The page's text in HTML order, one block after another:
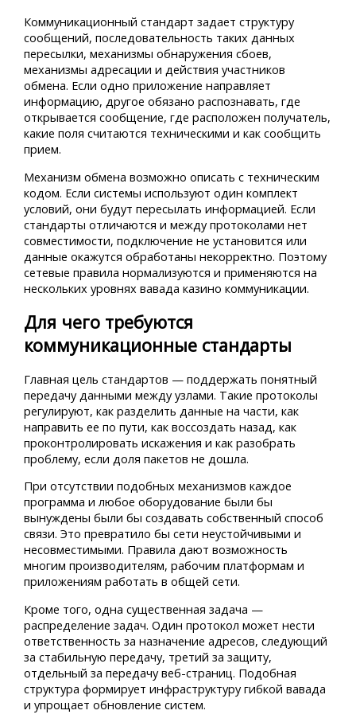
Коммуникационный стандарт задает структуру
сообщений, последовательность таких данных
пересылки, механизмы обнаружения сбоев,
механизмы адресации и действия участников
обмена. Если одно приложение направляет
информацию, другое обязано распознавать, где
открывается сообщение, где расположен получатель,
какие поля считаются техническими и как сообщить
прием.
Механизм обмена возможно описать с техническим
кодом. Если системы используют один комплект
условий, они будут пересылать информацией. Если
стандарты отличаются и между протоколами нет
совместимости, подключение не установится или
данные окажутся обработаны некорректно. Поэтому
сетевые правила нормализуются и применяются на
нескольких уровнях вавада казино коммуникации.
Для чего требуются
коммуникационные стандарты
Главная цель стандартов — поддержать понятный
передачу данными между узлами. Такие протоколы
регулируют, как разделить данные на части, как
направить ее по пути, как воссоздать назад, как
проконтролировать искажения и как разобрать
проблему, если доля пакетов не дошла.
При отсутствии подобных механизмов каждое
программа и любое оборудование были бы
вынуждены были бы создавать собственный способ
связи. Это превратило бы сети неустойчивыми и
несовместимыми. Правила дают возможность
многим производителям, рабочим платформам и
приложениям работать в общей сети.
Кроме того, одна существенная задача —
распределение задач. Один протокол может нести
ответственность за назначение адресов, следующий
за стабильную передачу, третий за защиту,
отдельный за передачу веб-страниц. Подобная
структура формирует инфраструктуру гибкой вавада
и упрощает обновление систем.